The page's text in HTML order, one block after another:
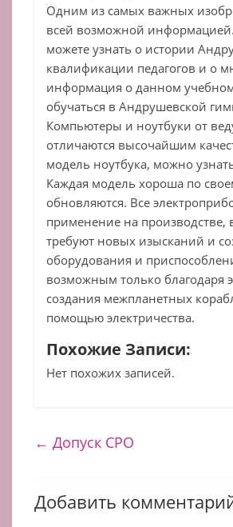
Одним из самых важных
всей возможной
можете узнать о истории
квалификации педагогов и о
информация о данном
обучаться в Андрушевской
Компьютеры и ноутбуки от
отличаются высочайшим
модель ноутбука, можно
Каждая модель хороша по
обновляются. Все
применение на производстве,
требуют новых изысканий и
оборудования и
возможным только благодаря
создания межпланетных
помощью электричества.
Похожие Записи:
Нет похожих записей.
← Допуск СРО
Добавить